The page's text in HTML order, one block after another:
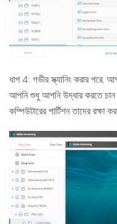
ধাপ 4: গভীর স্ক্যানিং করার পরে,
আপনি শুধু আপনি উদ্ধার করতে
কম্পিউটারের পার্টিশন তাদের